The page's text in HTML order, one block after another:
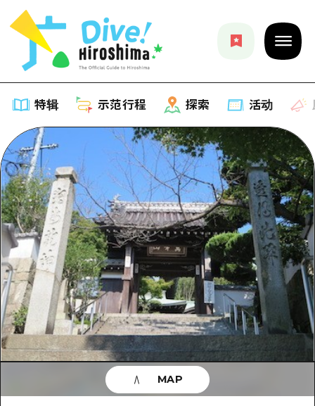
特辑 示范行程 探索 活动
特辑
列表
推荐
艺术
活动·庙会
美食·酒水
骑自行车
购物
运动
示范行程
列表
Dive!Hiroshima官方向导
广岛随意旅行
广岛市内
安艺
答对了
探索
列表
广岛市内
安艺
答對了
美北
活动
应时信息
有用的信息
列表
MAP